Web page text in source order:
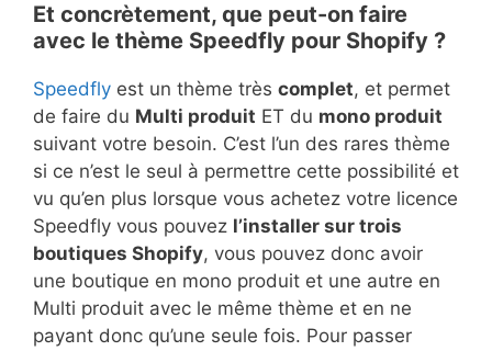
Et concrètement, que peut-on faire
avec le thème Speedfly pour Shopify ?
Speedfly est un thème très complet, et permet
de faire du Multi produit ET du mono produit
suivant votre besoin. C’est l’un des rares thème
si ce n’est le seul à permettre cette possibilité et
vu qu’en plus lorsque vous achetez votre licence
Speedfly vous pouvez l’installer sur trois
boutiques Shopify, vous pouvez donc avoir
une boutique en mono produit et une autre en
Multi produit avec le même thème et en ne
payant donc qu’une seule fois. Pour passer